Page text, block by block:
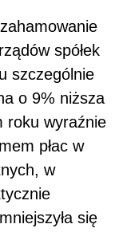
spółek
szczególnie
o 9% niższa
roku wyraźnie
płac w
w
się